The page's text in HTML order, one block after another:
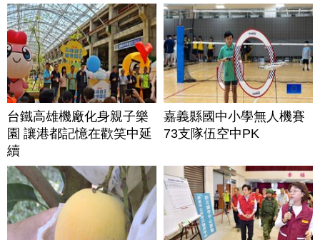
台鐵高雄機廠化身親子樂
園 讓港都記憶在歡笑中延
續
嘉義縣國中小學無人機賽
73支隊伍空中PK